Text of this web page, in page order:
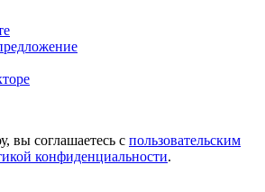
вы соглашаетесь с пользовательским
конфиденциальности.